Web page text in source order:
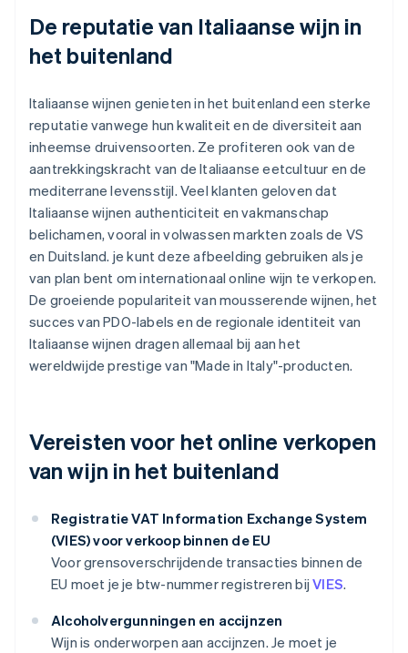
De reputatie van Italiaanse wijn in
het buitenland
Italiaanse wijnen genieten in het buitenland een sterke
reputatie vanwege hun kwaliteit en de diversiteit aan
inheemse druivensoorten. Ze profiteren ook van de
aantrekkingskracht van de Italiaanse eetcultuur en de
mediterrane levensstijl. Veel klanten geloven dat
Italiaanse wijnen authenticiteit en vakmanschap
belichamen, vooral in volwassen markten zoals de VS
en Duitsland. je kunt deze afbeelding gebruiken als je
van plan bent om internationaal online wijn te verkopen.
De groeiende populariteit van mousserende wijnen, het
succes van PDO-labels en de regionale identiteit van
Italiaanse wijnen dragen allemaal bij aan het
wereldwijde prestige van "Made in Italy"-producten.
Vereisten voor het online verkopen
van wijn in het buitenland
Registratie VAT Information Exchange System
(VIES) voor verkoop binnen de EU
Voor grensoverschrijdende transacties binnen de
EU moet je je btw-nummer registreren bijVIES.
Alcoholvergunningen en accijnzen
Wijn is onderworpen aan accijnzen. Je moet je